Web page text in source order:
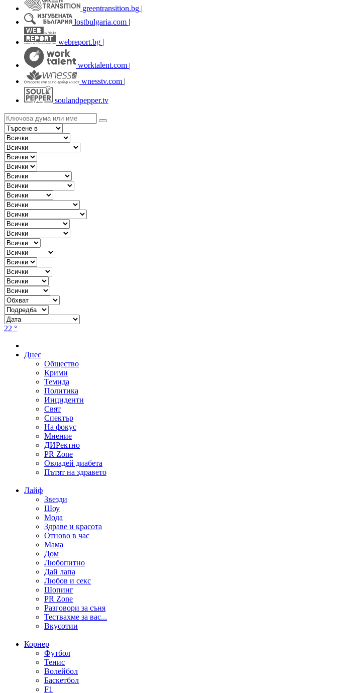
greentransition.bg |
lostbulgaria.com |
webreport.bg
worktalent.com |
wnesstv.com |
soulandpepper.tv
22 °
Днес
Общество
Крими
Темида
Политика
Инциденти
Свят
Спектър
На фокус
Мнение
ДИРектно
PR Zone
Овладей диабета
Пътят на здравето
Лайф
Звезди
Шоу
Мода
Здраве и красота
Отново в час
Мама
Дом
Любопитно
Дай лапа
Любов и секс
Шопинг
PR Zone
Разговори за съня
Тествахме за вас...
Вкусотии
Корнер
Футбол
Тенис
Волейбол
Баскетбол
F1